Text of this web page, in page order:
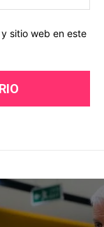
sitio web en este